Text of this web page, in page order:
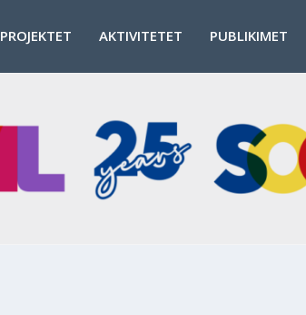
PROJEKTET AKTIVITETET PUBLIKIMET